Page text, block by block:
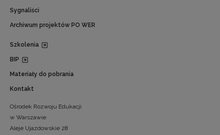
Sygnaliści
Archiwum projektów PO WER
Szkolenia
BIP
Materiały do pobrania
Kontakt
Ośrodek Rozwoju Edukacji
w Warszawie
Aleje Ujazdowskie 28